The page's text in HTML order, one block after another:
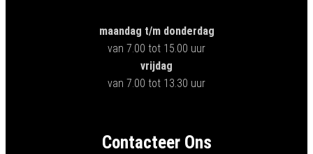
maandag t/m donderdag
van 7.00 tot 15.00 uur
vrijdag
van 7.00 tot 13.30 uur
Contacteer Ons